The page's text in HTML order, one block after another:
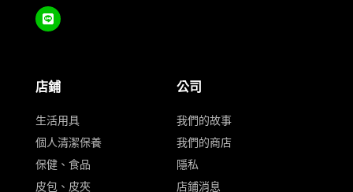
店鋪
生活用具
個人清潔保養
保健、食品
皮包、皮夾
公司
我們的故事
我們的商店
隱私
店鋪消息